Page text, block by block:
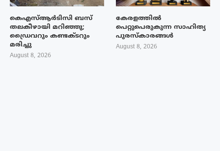
കെഎസ്ആർടിസി ബസ്
തലകീഴായി മറിഞ്ഞു;
ഡ്രൈവറും കണ്ടക്ടറും
മരിച്ചു
August 8, 2026
കേരളത്തിൽ
പെറ്റുപെരുകുന്ന സാഹിത്യ
പുരസ്‌കാരങ്ങൾ
August 8, 2026